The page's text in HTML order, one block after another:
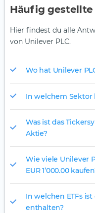
Häufig gestellte
Hier findest du alle
von Unilever PLC.
Wo hat Unilever
In welchem Sektor
Was ist das
Aktie?
Wie viele Unilever
EUR 1’000.00
In welchen ETFs
enthalten?